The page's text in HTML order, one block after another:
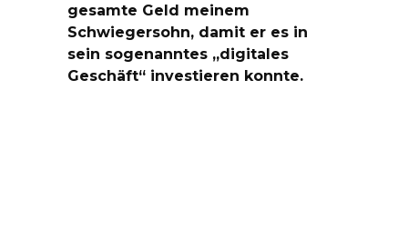
gesamte Geld meinem
Schwiegersohn, damit er es in
sein sogenanntes „digitales
Geschäft“ investieren konnte.